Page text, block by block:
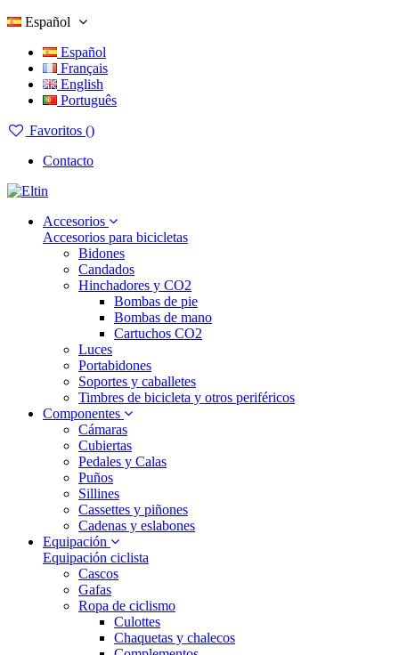
Español
Español
Français
English
Português
Favoritos ()
Contacto
Accesorios
Accesorios para bicicletas
Bidones
Candados
Hinchadores y CO2
Bombas de pie
Bombas de mano
Cartuchos CO2
Luces
Portabidones
Soportes y caballetes
Timbres de bicicleta y otros periféricos
Componentes
Cámaras
Cubiertas
Pedales y Calas
Puños
Sillines
Cassettes y piñones
Cadenas y eslabones
Equipación
Equipación ciclista
Cascos
Gafas
Ropa de ciclismo
Culottes
Chaquetas y chalecos